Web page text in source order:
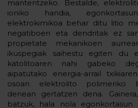
mantentzeko. Bestalde,
ioniko handia,
elektrokimikoa behar ditu litio
negatiboen eta dendritak ez
propietate mekanikoen
ikuspegiak saihestu egiten du
katolitoaren nahi gabeko
aipatutako energia-arrail
osoan elektrolito polimeriko
denean gertatzen dena.
batzuk, hala nola egonkortasun